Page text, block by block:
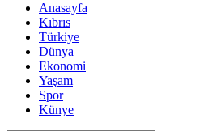
Anasayfa
Kıbrıs
Türkiye
Dünya
Ekonomi
Yaşam
Spor
Künye